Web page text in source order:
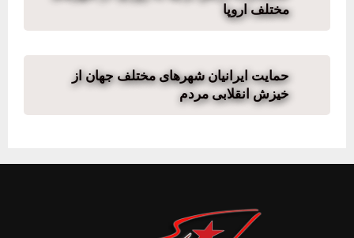
مختلف اروپا
حمایت ایرانیان شهرهای مختلف جهان از
خیزش انقلابی مردم